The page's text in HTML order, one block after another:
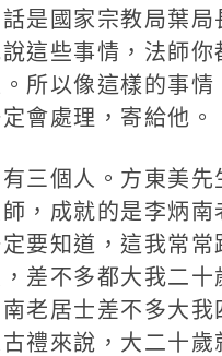
是國家宗教局葉
這些事情，法師你
所以像這樣的事
會處理，寄給他。
個人。方東美先
，成就的是李炳
要知道，這我常
差不多都大我二
老居士差不多大
禮來說，大二十